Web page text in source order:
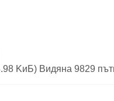
KиБ) Видяна 9829